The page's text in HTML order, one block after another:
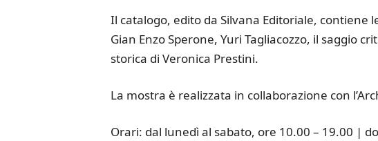
Il catalogo, edito da Silvana Editoriale, contiene
Gian Enzo Sperone, Yuri Tagliacozzo, il saggio
storica di Veronica Prestini.
La mostra è realizzata in collaborazione con
Orari: dal lunedì al sabato, ore 10.00 – 19.00 |